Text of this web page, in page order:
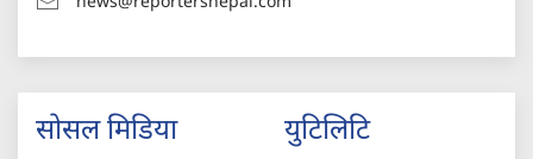
सोसल मिडिया युटिलिटि